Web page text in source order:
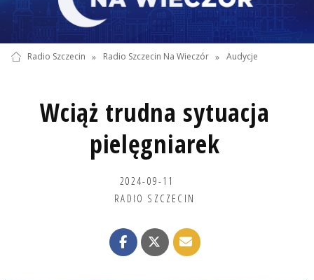
Radio Szczecin » Radio Szczecin Na Wieczór » Audycje
Wciąż trudna sytuacja
pielęgniarek
2024-09-11
RADIO SZCZECIN